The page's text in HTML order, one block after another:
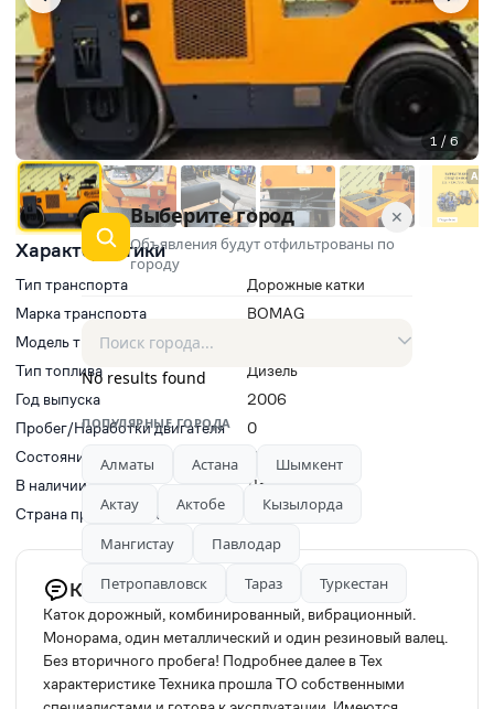
Характеристики
Тип транспорта
Дорожные катки
Марка транспорта
BOMAG
Модель транспорта
Тип топлива
Дизель
Год выпуска
2006
Пробег/Наработки двигателя
0
Состояние
Новый
В наличии
Да
Страна производитель
Германия
1 / 6
AD
Комментарий продавца
Каток дорожный, комбинированный, вибрационный.
Монорама, один металлический и один резиновый валец.
Без вторичного пробега! Подробнее далее в Тех
характеристике Техника прошла ТО собственными
✕
Выберите город
Объявления будут отфильтрованы по
городу
No results found
ПОПУЛЯРНЫЕ ГОРОДА
Алматы Астана
Шымкент
Актау
Актобе
Кызылорда
Мангистау
Павлодар
Петропавловск
Тараз Туркестан